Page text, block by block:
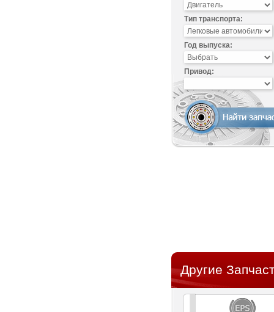
Тип транспорта:
Год выпуска:
Привод:
Другие